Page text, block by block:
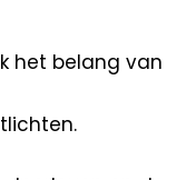
het belang van